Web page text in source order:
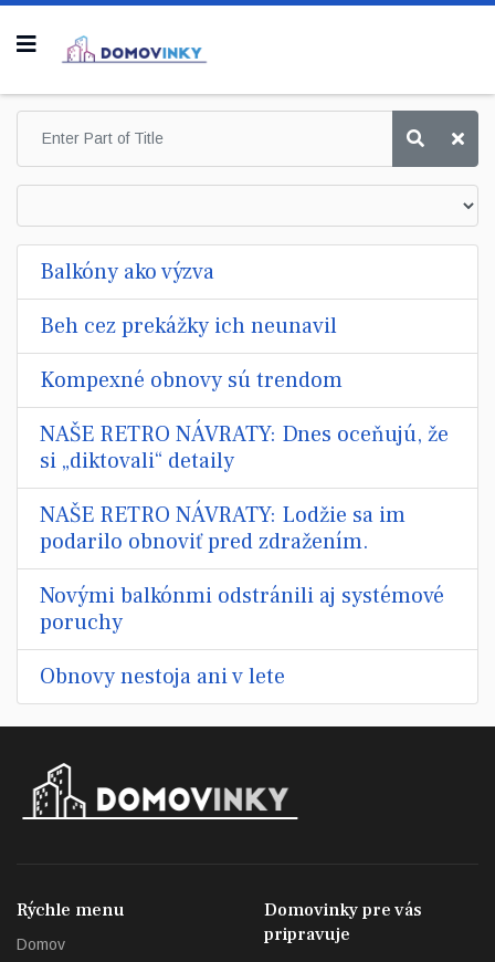
Balkóny ako výzva
Beh cez prekážky ich neunavil
Kompexné obnovy sú trendom
NAŠE RETRO NÁVRATY: Dnes oceňujú, že
si „diktovali“ detaily
NAŠE RETRO NÁVRATY: Lodžie sa im
podarilo obnoviť pred zdražením.
Novými balkónmi odstránili aj systémové
poruchy
Obnovy nestoja ani v lete
Rýchle menu
Domov
Domovinky pre vás
pripravuje